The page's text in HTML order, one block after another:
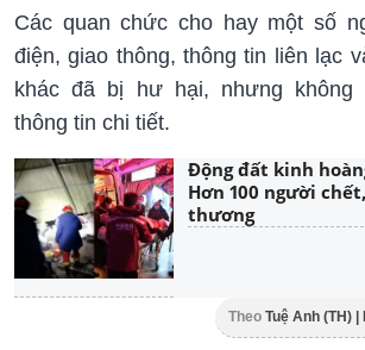
Các quan chức cho hay một số
điện, giao thông, thông tin liên lạc
khác đã bị hư hại, nhưng không
thông tin chi tiết.
Động đất kinh
Hơn 100 người
thương
Theo Tuệ Anh (TH)